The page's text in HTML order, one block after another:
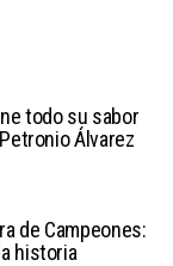
todo su sabor
Álvarez
de Campeones:
historia